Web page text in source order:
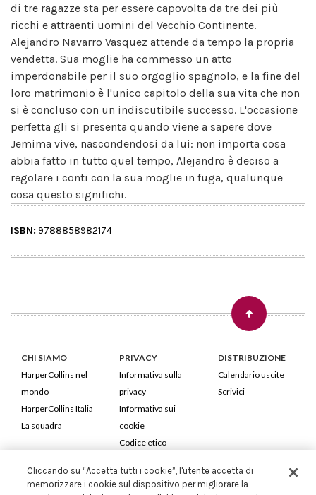
di tre ragazze sta per essere capovolta da tre dei più
ricchi e attraenti uomini del Vecchio Continente.
Alejandro Navarro Vasquez attende da tempo la propria
vendetta. Sua moglie ha commesso un atto
imperdonabile per il suo orgoglio spagnolo, e la fine del
loro matrimonio è l'unico capitolo della sua vita che non
si è concluso con un indiscutibile successo. L'occasione
perfetta gli si presenta quando viene a sapere dove
Jemima vive, nascondendosi da lui: non importa cosa
abbia fatto in tutto quel tempo, Alejandro è deciso a
regolare i conti con la sua moglie in fuga, qualunque
cosa questo significhi.
ISBN: 9788858982174
CHI SIAMO
HarperCollins nel
mondo
HarperCollins Italia
La squadra
PRIVACY
Informativa sulla
privacy
Informativa sui
cookie
Codice etico
DISTRIBUZIONE
Calendario uscite
Scrivici
HarperCollins Italia S.p.A. Viale Monte Nero, 84 - 20135 Milano
Cliccando su “Accetta tutti i cookie”, l'utente accetta di
memorizzare i cookie sul dispositivo per migliorare la